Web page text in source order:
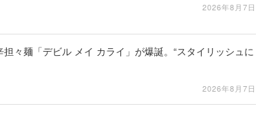
2026年8月7日
担々麺「デビル メイ カライ」が爆誕。“スタイリッシュに
2026年8月7日